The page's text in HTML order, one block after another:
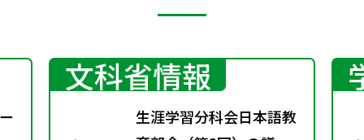
文科省情報
生涯学習分科会日本語教